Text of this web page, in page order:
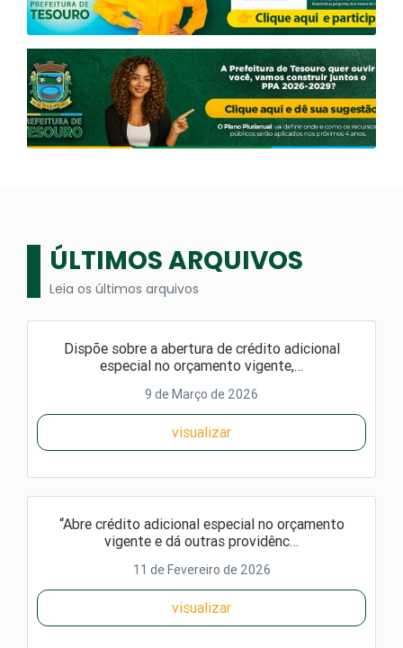
ÚLTIMOS ARQUIVOS
Leia os últimos arquivos
Dispõe sobre a abertura de crédito adicional
especial no orçamento vigente,…
9 de Março de 2026
visualizar
“Abre crédito adicional especial no orçamento
vigente e dá outras providênc…
11 de Fevereiro de 2026
visualizar